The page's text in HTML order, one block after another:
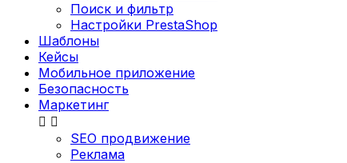
Поиск и фильтр
Настройки PrestaShop
Шаблоны
Кейсы
Мобильное приложение
Безопасность
Маркетинг
 
SEO продвижение
Реклама